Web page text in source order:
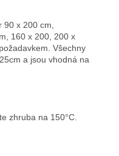
x 200 cm,
160 x 200, 200 x
Všechny
a jsou vhodná na
zhruba na 150°C.